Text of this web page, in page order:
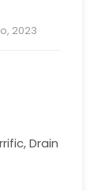
2023
Drain